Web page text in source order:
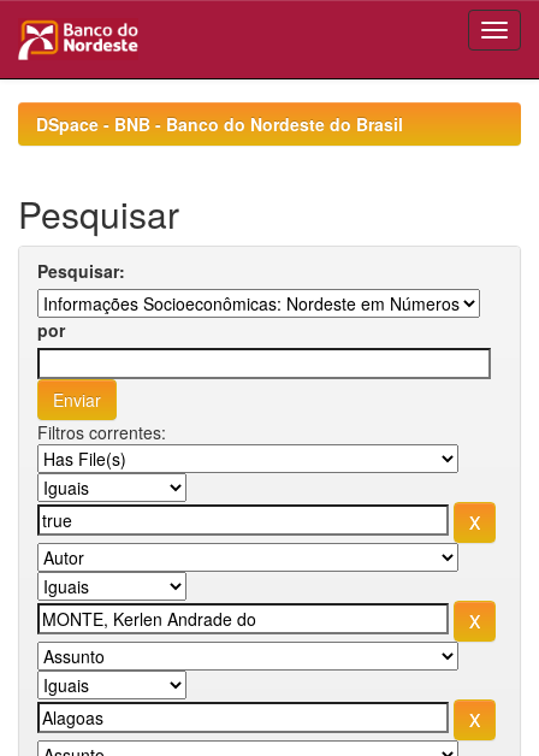
navigationDSpace - BNB - Banco do Nordeste do Brasil
Pesquisar
Pesquisar:
por
Filtros correntes: